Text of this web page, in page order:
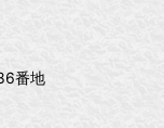
番地